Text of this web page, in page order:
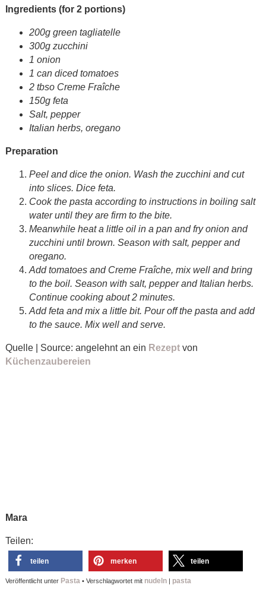
Ingredients (for 2 portions)
200g green tagliatelle
300g zucchini
1 onion
1 can diced tomatoes
2 tbso Creme Fraîche
150g feta
Salt, pepper
Italian herbs, oregano
Preparation
Peel and dice the onion. Wash the zucchini and cut
into slices. Dice feta.
Cook the pasta according to instructions in boiling salt
water until they are firm to the bite.
Meanwhile heat a little oil in a pan and fry onion and
zucchini until brown. Season with salt, pepper and
oregano.
Add tomatoes and Creme Fraîche, mix well and bring
to the boil. Season with salt, pepper and Italian herbs.
Continue cooking about 2 minutes.
Add feta and mix a little bit. Pour off the pasta and add
to the sauce. Mix well and serve.
Quelle | Source: angelehnt an ein Rezeptvon
Küchenzaubereien
Mara
Teilen:
teilen merken teilen
Veröffentlicht unter Pasta • Verschlagwortet mit nudeln| pasta